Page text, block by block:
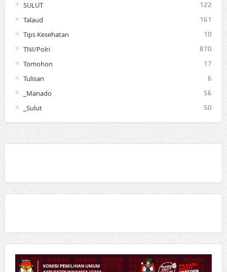
SULUT 122
Talaud 161
Tips Kesehatan 10
TNI/Polri 870
Tomohon 17
Tulisan 6
_Manado 56
_Sulut 50